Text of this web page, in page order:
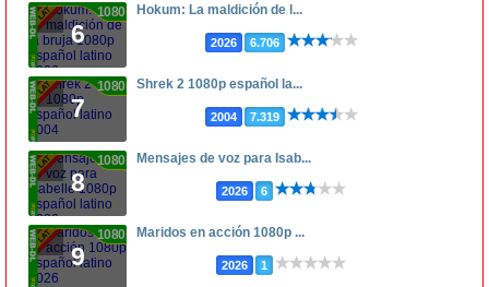
6
1080p Hokum: La maldición de l...
2026 6.706
7
1080p Shrek 2 1080p español la...
2004 7.319
8
1080p Mensajes de voz para Isab...
2026 6
9
1080p Maridos en acción 1080p ...
2026 1